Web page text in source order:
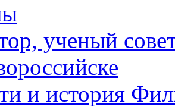
ученый
и история